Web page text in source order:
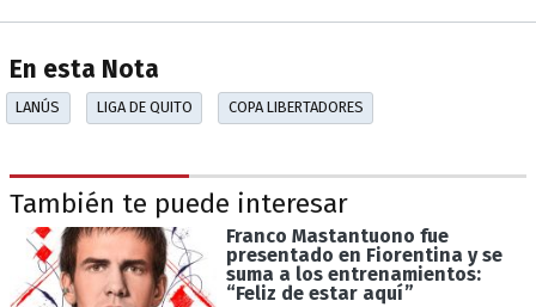
En esta Nota
LANÚS LIGA DE QUITO COPA LIBERTADORES
También te puede interesar
Franco Mastantuono fue
presentado en Fiorentina y se
suma a los entrenamientos:
“Feliz de estar aquí”